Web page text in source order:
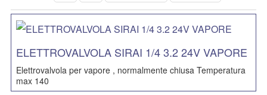
ELETTROVALVOLA SIRAI 1/4 3.2 24V VAPORE
Elettrovalvola per vapore , normalmente chiusa Temperatura
max 140